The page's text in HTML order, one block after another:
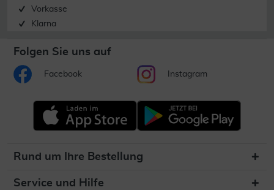
Vorkasse
Klarna
Folgen Sie uns auf
Facebook Instagram
Rund um Ihre Bestellung
Service und Hilfe